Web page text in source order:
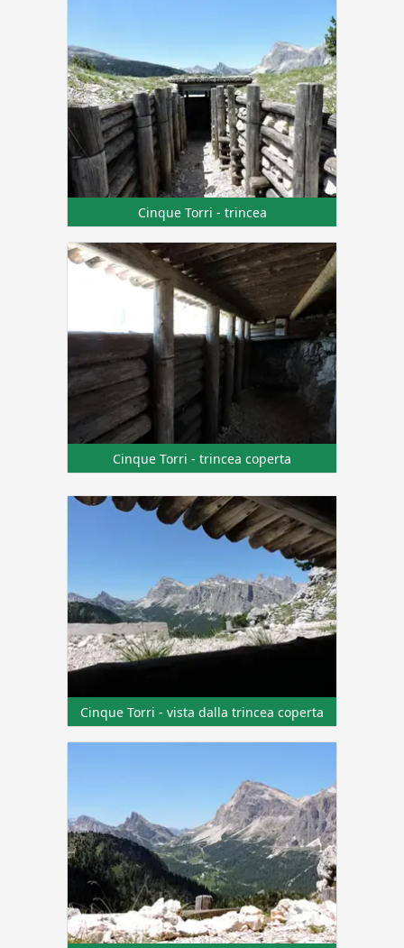
Cinque Torri - trincea
Cinque Torri - trincea coperta
Cinque Torri - vista dalla trincea coperta